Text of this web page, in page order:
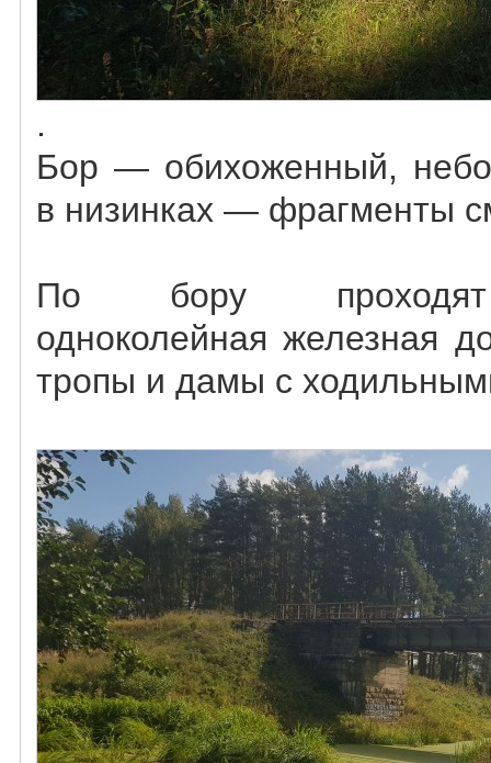
.
Бор — обихоженный,
в низинках — фрагменты
По бору проходят
одноколейная железная
тропы и дамы с